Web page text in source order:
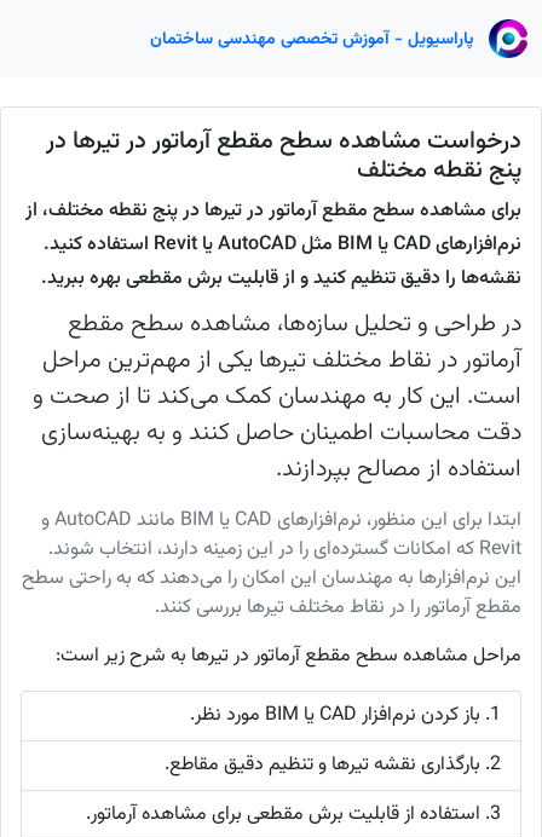
پاراسیویل - آموزش تخصصی مهندسی ساختمان
درخواست مشاهده سطح مقطع آرماتور در تیرها در
پنج نقطه مختلف
برای مشاهده سطح مقطع آرماتور در تیرها در پنج نقطه مختلف، از
نرم‌افزارهای CAD یا BIM مثل AutoCAD یا Revit استفاده کنید.
نقشه‌ها را دقیق تنظیم کنید و از قابلیت برش مقطعی بهره ببرید.
در طراحی و تحلیل سازه‌ها، مشاهده سطح مقطع
آرماتور در نقاط مختلف تیرها یکی از مهم‌ترین مراحل
است. این کار به مهندسان کمک می‌کند تا از صحت و
دقت محاسبات اطمینان حاصل کنند و به بهینه‌سازی
استفاده از مصالح بپردازند.
ابتدا برای این منظور، نرم‌افزارهای CAD یا BIM مانند AutoCAD و
Revit که امکانات گسترده‌ای را در این زمینه دارند، انتخاب شوند.
این نرم‌افزارها به مهندسان این امکان را می‌دهند که به راحتی سطح
مقطع آرماتور را در نقاط مختلف تیرها بررسی کنند.
مراحل مشاهده سطح مقطع آرماتور در تیرها به شرح زیر است:
1. باز کردن نرم‌افزار CAD یا BIM مورد نظر.
2. بارگذاری نقشه تیرها و تنظیم دقیق مقاطع.
3. استفاده از قابلیت برش مقطعی برای مشاهده آرماتور.